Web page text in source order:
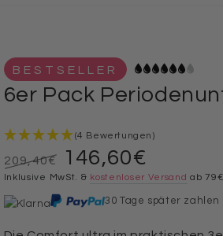
BESTSELLER
6er Pack
(4 Bewertungen)
Regulärer
Preis
209,40€
Verkaufspreis
146,60€
Inklusive MwSt. & kostenloser Versand ab 79€
30 Tage später